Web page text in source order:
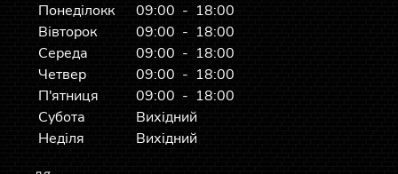
Понеділокк
09:00 - 18:00
Вівторок
09:00 - 18:00
Середа
09:00 - 18:00
Четвер
09:00 - 18:00
П'ятниця
09:00 - 18:00
Субота
Вихідний
Неділя
Вихідний